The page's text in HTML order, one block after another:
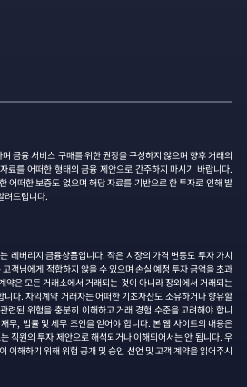
금융 서비스 구매를 위한 권장을 구성하지 않으며 향후 거래의
료를 어떠한 형태의 금융 제안으로 간주하지 마시기 바랍니다.
어떠한 보증도 없으며 해당 자료를 기반으로 한 투자로 인해 발
려드립니다.
레버리지 금융상품입니다. 작은 시장의 가격 변동도 투자 가치
객님에게 적합하지 않을 수 있으며 손실 예정 투자 금액을 초과
약은 모든 거래소에서 거래되는 것이 아니라 장외에서 거래되는
다. 차익계약 거래자는 어떠한 기초자산도 소유하거나 향유할
련된 위험을 충분히 이해하고 거래 경험 수준을 고려해야 합니
무, 법률 및 세무 조언을 얻어야 합니다. 본 웹 사이트의 내용은
직원의 투자 제안으로 해석되거나 이해되어서는 안 됩니다. 우
이해하기 위해 위험 공개 및 승인 선언 및 고객 계약을 읽어주시